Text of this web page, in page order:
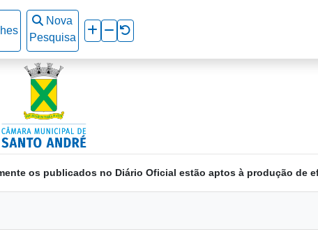
os publicados no Diário Oficial estão aptos à produção de
Nova
Pesquisa